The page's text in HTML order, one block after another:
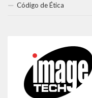
Código de Ética